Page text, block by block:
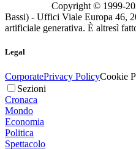
Copyright © 1999-
Bassi) - Uffici Viale Europa 46,
artificiale generativa. È altresì
Legal
CorporatePrivacy PolicyCookie
Sezioni
Cronaca
Mondo
Economia
Politica
Spettacolo